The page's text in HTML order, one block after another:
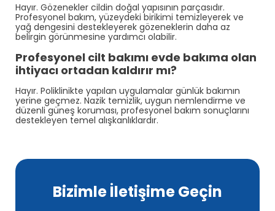
Hayır. Gözenekler cildin doğal yapısının parçasıdır.
Profesyonel bakım, yüzeydeki birikimi temizleyerek ve
yağ dengesini destekleyerek gözeneklerin daha az
belirgin görünmesine yardımcı olabilir.
Profesyonel cilt bakımı evde bakıma olan
ihtiyacı ortadan kaldırır mı?
Hayır. Poliklinikte yapılan uygulamalar günlük bakımın
yerine geçmez. Nazik temizlik, uygun nemlendirme ve
düzenli güneş koruması, profesyonel bakım sonuçlarını
destekleyen temel alışkanlıklardır.
Bizimle İletişime Geçin